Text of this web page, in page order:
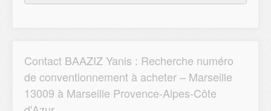
Contact BAAZIZ Yanis : Recherche numéro
de conventionnement à acheter – Marseille
13009 à Marseille Provence-Alpes-Côte